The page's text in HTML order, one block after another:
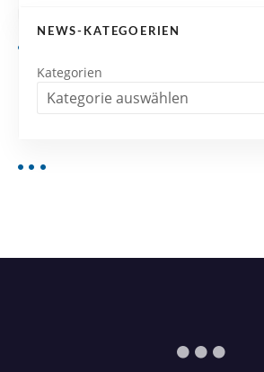
NEWS-KATEGOERIEN
Kategorien